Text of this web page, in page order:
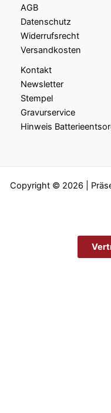
AGB
Datenschutz
Widerrufsrecht
Versandkosten
Kontakt
Newsletter
Stempel
Gravurservice
Hinweis
Copyright © 2026 |